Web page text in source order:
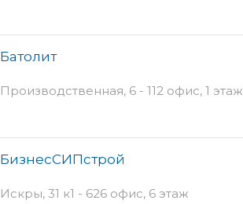
Батолит
Производственная, 6 - 112 офис, 1 этаж
БизнесСИПстрой
Искры, 31 к1 - 626 офис, 6 этаж